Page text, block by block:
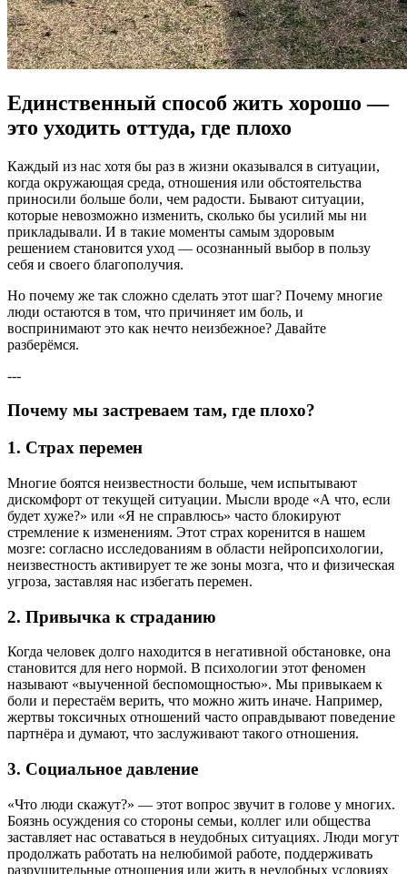
Единственный способ жить хорошо —
это уходить оттуда, где плохо
Каждый из нас хотя бы раз в жизни оказывался в ситуации,
когда окружающая среда, отношения или обстоятельства
приносили больше боли, чем радости. Бывают ситуации,
которые невозможно изменить, сколько бы усилий мы ни
прикладывали. И в такие моменты самым здоровым
решением становится уход — осознанный выбор в пользу
себя и своего благополучия.
Но почему же так сложно сделать этот шаг? Почему многие
люди остаются в том, что причиняет им боль, и
воспринимают это как нечто неизбежное? Давайте
разберёмся.
---
Почему мы застреваем там, где плохо?
1. Страх перемен
Многие боятся неизвестности больше, чем испытывают
дискомфорт от текущей ситуации. Мысли вроде «А что, если
будет хуже?» или «Я не справлюсь» часто блокируют
стремление к изменениям. Этот страх коренится в нашем
мозге: согласно исследованиям в области нейропсихологии,
неизвестность активирует те же зоны мозга, что и физическая
угроза, заставляя нас избегать перемен.
2. Привычка к страданию
Когда человек долго находится в негативной обстановке, она
становится для него нормой. В психологии этот феномен
называют «выученной беспомощностью». Мы привыкаем к
боли и перестаём верить, что можно жить иначе. Например,
жертвы токсичных отношений часто оправдывают поведение
партнёра и думают, что заслуживают такого отношения.
3. Социальное давление
«Что люди скажут?» — этот вопрос звучит в голове у многих.
Боязнь осуждения со стороны семьи, коллег или общества
заставляет нас оставаться в неудобных ситуациях. Люди могут
продолжать работать на нелюбимой работе, поддерживать
разрушительные отношения или жить в неудобных условиях